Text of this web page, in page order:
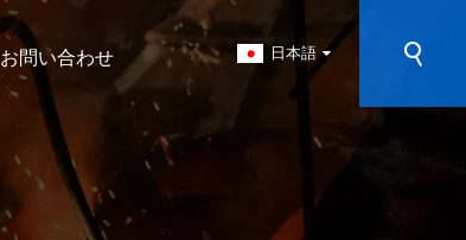
お問い合わせ 日本語